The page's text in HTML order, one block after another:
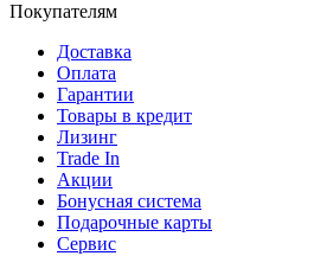
Покупателям
Доставка
Оплата
Гарантии
Товары в кредит
Лизинг
Trade In
Акции
Бонусная система
Подарочные карты
Сервис